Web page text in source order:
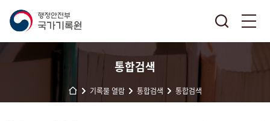
통합검색
기록물 열람 통합검색 통합검색